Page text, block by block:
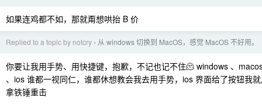
如果连鸡都不如，那就甭想哄抬 B 价
Replied to a topic by notcry › 从 windows 切换到 MacOS，感觉 MacOS 不好用。
你要让我用手势、用快捷键，抱歉，不记也记不住🫠 windows 、
、ios 谁都一视同仁，谁都休想教会我去用手势，ios 界面给了按钮我
拿铁锤重击